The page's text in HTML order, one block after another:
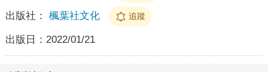
出版社： 楓葉社文化 追蹤
出版日： 2022/01/21